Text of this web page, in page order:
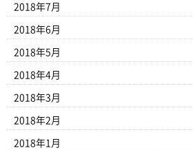
2018年7月
2018年6月
2018年5月
2018年4月
2018年3月
2018年2月
2018年1月